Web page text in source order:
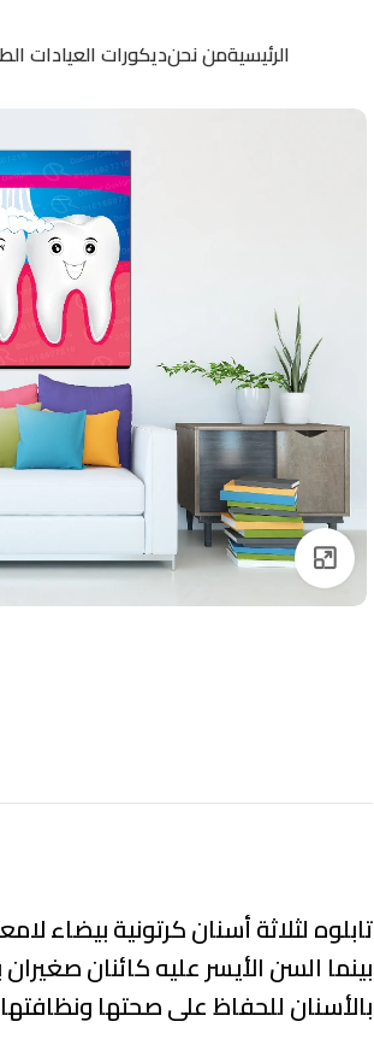
الرئيسيةمن نحنديكورات العيادات
Click to enlarge
تابلوه لثلاثة أسنان كرتونية بيضاء
بينما السن الأيسر عليه كائنان
بالأسنان للحفاظ على صحتها